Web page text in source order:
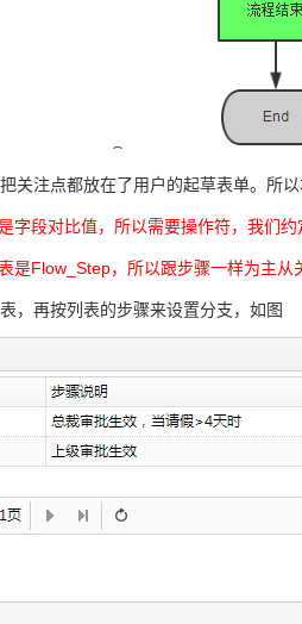
关注点都放在了用户的起草表单。所
字段对比值，所以需要操作符，我们
，所以跟步骤一样为主从
，再按列表的步骤来设置分支，如图